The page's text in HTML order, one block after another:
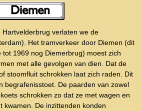
Hartvelderbrug verlaten we de
Het tramverkeer door Diemen (dit
1969 nog Diemerbrug) moest zich
met alle gevolgen van dien. Dat de
stoomfluit schrokken laat zich raden. Dit
begrafenisstoet. De paarden van zowel
schrokken zo dat ze met wagen en
kwamen. De inzittenden konden